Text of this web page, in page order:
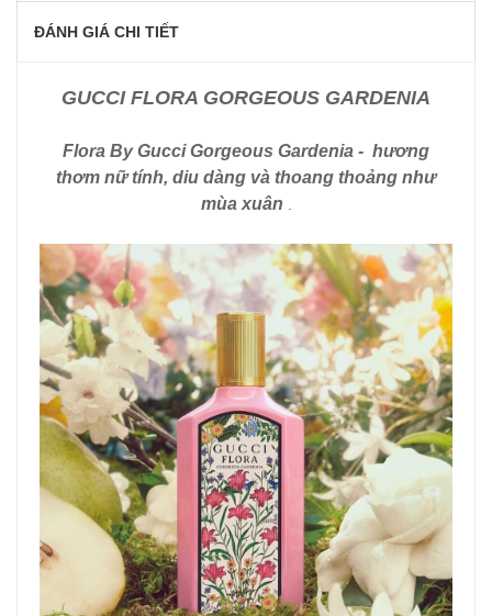
ĐÁNH GIÁ CHI TIẾT
GUCCI FLORA GORGEOUS GARDENIA
Flora By Gucci Gorgeous Gardenia - hương
thơm nữ tính, diu dàng và thoang thoảng như
mùa xuân .